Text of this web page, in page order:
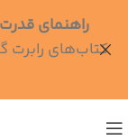
راهنمای